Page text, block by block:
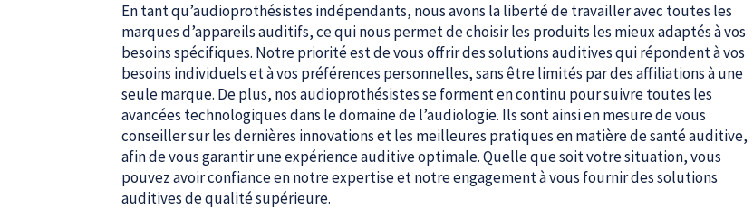
En tant qu’audioprothésistes indépendants, nous avons la liberté de travailler avec toutes les
marques d’appareils auditifs, ce qui nous permet de choisir les produits les mieux adaptés à vos
besoins spécifiques. Notre priorité est de vous offrir des solutions auditives qui répondent à vos
besoins individuels et à vos préférences personnelles, sans être limités par des affiliations à une
seule marque. De plus, nos audioprothésistes se forment en continu pour suivre toutes les
avancées technologiques dans le domaine de l’audiologie. Ils sont ainsi en mesure de vous
conseiller sur les dernières innovations et les meilleures pratiques en matière de santé auditive,
afin de vous garantir une expérience auditive optimale. Quelle que soit votre situation, vous
pouvez avoir confiance en notre expertise et notre engagement à vous fournir des solutions
auditives de qualité supérieure.